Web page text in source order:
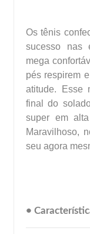
Os tênis
sucesso nas
mega
pés respirem
atitude. Esse
final do
super em
Maravilhoso,
seu agora
•